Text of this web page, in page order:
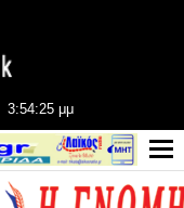
3:54:26 μμ